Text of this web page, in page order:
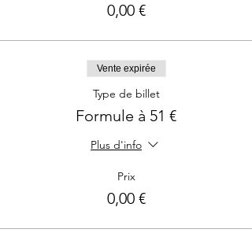
0,00 €
Vente expirée
Type de billet
Formule à 51 €
Plus d'info
Prix
0,00 €